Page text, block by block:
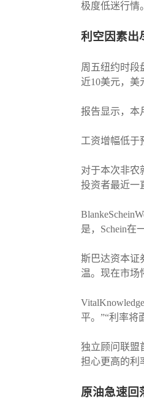
极度低迷行情。
利空因素出
周五纽约时段
近10美元，美
报告显示，本
工资增幅低于
对于本次非农
投资者最近一
是，Schein在
斯巴达资本证
温。现在市场
平。”“利率将
独立顾问联盟
担心更高的利
原油急速回